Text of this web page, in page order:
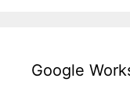
Google